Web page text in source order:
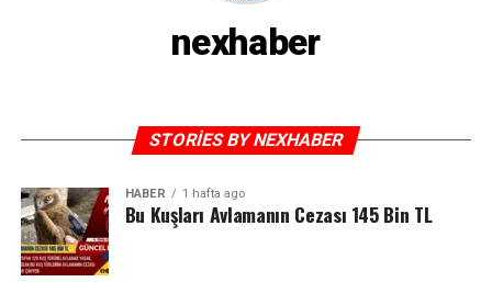
nexhaber
STORIES BY NEXHABER
HABER 1 hafta ago
Bu Kuşları Avlamanın Cezası 145 Bin TL